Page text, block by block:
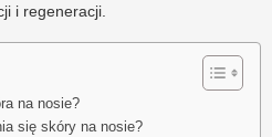
i regeneracji.
na nosie?
się skóry na nosie?